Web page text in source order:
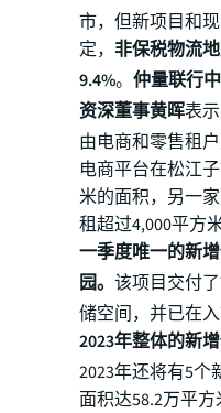
市，但新项目和
定， 非保税物流
9.4%。 仲量联行
资深董事黄晖表
由电商和零售租
电商平台在松江
米的面积，另一
租超过4,000平方米
一季度唯一的新
园。 该项目交付
储空间，并已在
2023年整体的新
2023年还将有5
面积达58.2万平